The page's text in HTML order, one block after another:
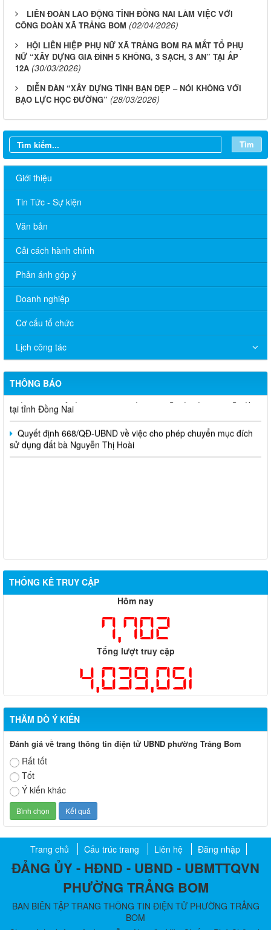
LIÊN ĐOÀN LAO ĐỘNG TỈNH ĐỒNG NAI LÀM VIỆC VỚI
CÔNG ĐOÀN XÃ TRẢNG BOM (02/04/2026)
HỘI LIÊN HIỆP PHỤ NỮ XÃ TRẢNG BOM RA MẮT TỔ PHỤ
NỮ “XÂY DỰNG GIA ĐÌNH 5 KHÔNG, 3 SẠCH, 3 AN” TẠI ẤP
12A (30/03/2026)
DIỄN ĐÀN “XÂY DỰNG TÌNH BẠN ĐẸP – NÓI KHÔNG VỚI
BẠO LỰC HỌC ĐƯỜNG” (28/03/2026)
Tìm
Giới thiệu
Tin Tức - Sự kiện
Văn bản
Cải cách hành chính
Phản ánh góp ý
Doanh nghiệp
Cơ cấu tổ chức
Lịch công tác
THÔNG BÁO
Quyết định 672/QĐ-UBND về việc cho phép chuyển mục đích
sử dụng đất ông Nguyễn Hữu Minh và bà Hồ Thị Xô
Quyết định 671/QĐ-UBND về việc cho phép chuyển mục đích
sử dụng đất bà Nguyễn Thị Cuối
Quyết định 669/QĐ-UBND Phê duyệt điều chỉnh tổng thể quy
hoạch chi tiết tỷ lệ 1/500 Phân hiệu Trường Đại học Lâm nghiệp
tại tỉnh Đồng Nai
Quyết định 668/QĐ-UBND về việc cho phép chuyển mục đích
sử dụng đất bà Nguyễn Thị Hoài
THỐNG KÊ TRUY CẬP
Hôm nay
7,702
Tổng lượt truy cập
4,039,051
THĂM DÒ Ý KIẾN
Đánh giá về trang thông tin điện tử UBND phường Trảng Bom
Rất tốt
Tốt
Ý kiến khác
Trang chủ Cấu trúc trang Liên hệ Đăng nhập
ĐẢNG ỦY - HĐND - UBND - UBMTTQVN
PHƯỜNG TRẢNG BOM
BAN BIÊN TẬP TRANG THÔNG TIN ĐIỆN TỬ PHƯỜNG TRẢNG
BOM